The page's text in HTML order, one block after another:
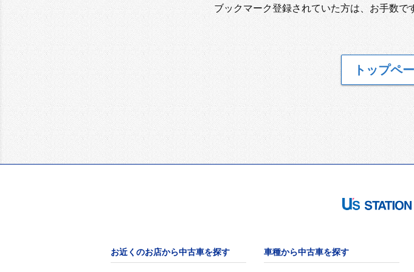
ブックマーク登録されていた方は、お手数で
トップペ
お近くのお店から中古車を探す 車種から中古車を探す